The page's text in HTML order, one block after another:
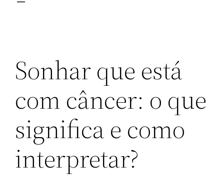
Sonhar que está
com câncer: o que
significa e como
interpretar?